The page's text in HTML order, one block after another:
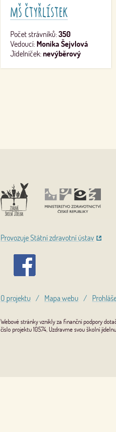
mš čtyřlístek
Počet strávníků:350
Vedoucí: Monika Šejvlová
Jídelníček:nevýběrový
Provozuje Státní zdravotní ústav
O projektu / Mapa webu /
Webové stránky vznikly za finanční podpory
číslo projektu 10574, Uzdravme svou školní jídelnu.